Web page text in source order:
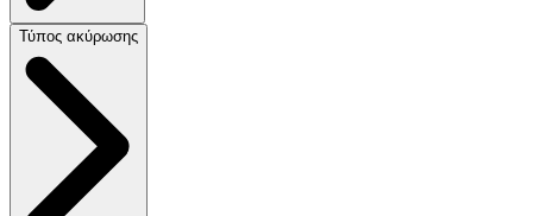
Τύπος ακύρωσης